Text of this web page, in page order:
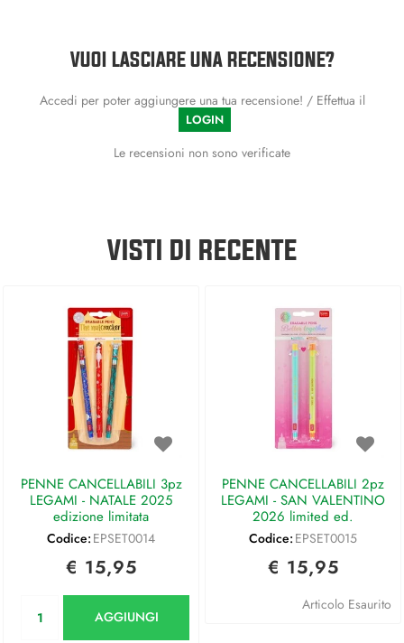
VUOI LASCIARE UNA RECENSIONE?
Accedi per poter aggiungere una tua recensione! / Effettua il
LOGIN
Le recensioni non sono verificate
VISTI DI RECENTE
PENNE CANCELLABILI 3pz
LEGAMI - NATALE 2025
edizione limitata
Codice: EPSET0014
€ 15,95
AGGIUNGI
PENNE CANCELLABILI 2pz
LEGAMI - SAN VALENTINO
2026 limited ed.
Codice: EPSET0015
€ 15,95
Articolo Esaurito